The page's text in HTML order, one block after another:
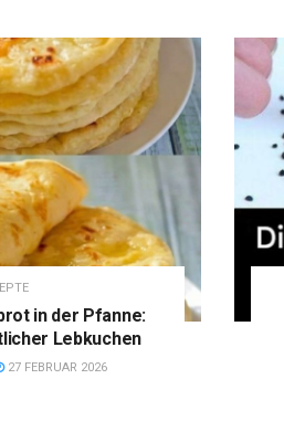
in der Pfanne:
Lebkuchen
27 FEBRUAR 2026